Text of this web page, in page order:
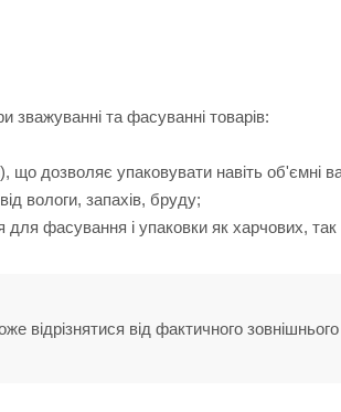
зважуванні та фасуванні товарів:
що дозволяє упаковувати навіть об'ємні
вологи, запахів, бруду;
для фасування і упаковки як харчових, так
відрізнятися від фактичного